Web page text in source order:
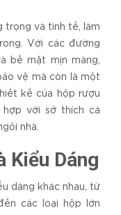
trọng và tinh tế, làm
Với các đường
bề mặt mịn màng,
vệ mà còn là một
kế của hộp rượu
với sở thích cá
nhà.
Kiểu Dáng
dáng khác nhau, từ
các loại hộp lớn